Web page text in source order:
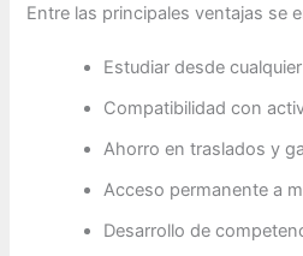
Entre las principales ventajas se
Estudiar desde
Compatibilidad con
Ahorro en traslados y
Acceso permanente a
Desarrollo de